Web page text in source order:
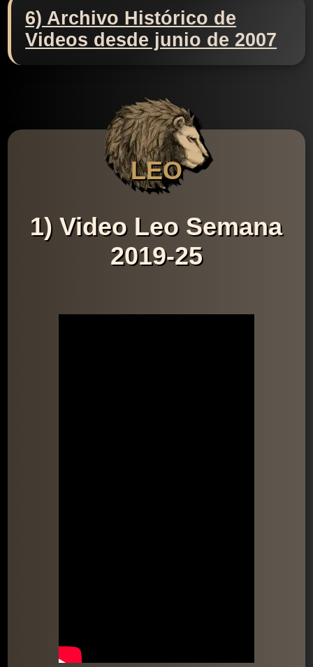
6) Archivo Histórico de
Videos desde junio de 2007
LEO
1) Video Leo Semana
2019-25